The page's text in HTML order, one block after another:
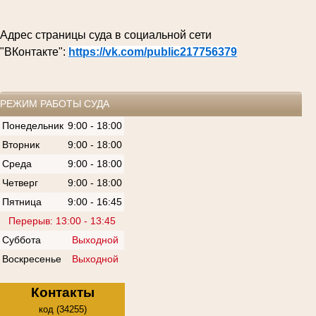
Адрес страницы суда в социальной сети
"ВКонтакте": https://vk.com/public217756379
РЕЖИМ РАБОТЫ СУДА
Понедельник 9:00 - 18:00
Вторник
9:00 - 18:00
Среда
9:00 - 18:00
Четверг
9:00 - 18:00
Пятница
9:00 - 16:45
Перерыв: 13:00 - 13:45
Суббота
Выходной
Воскресенье
Выходной
Контакты
код (34255)